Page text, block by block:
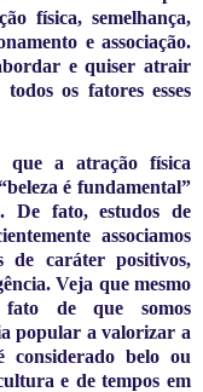
física, semelhança,
e associação.
e quiser atrair
os fatores esses
que a atração física
é fundamental”
De fato, estudos de
associamos
de caráter positivos,
Veja que mesmo
fato de que somos
popular a valorizar a
considerado belo ou
e de tempos em